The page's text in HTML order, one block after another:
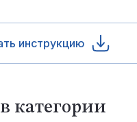
инструкцию
категории